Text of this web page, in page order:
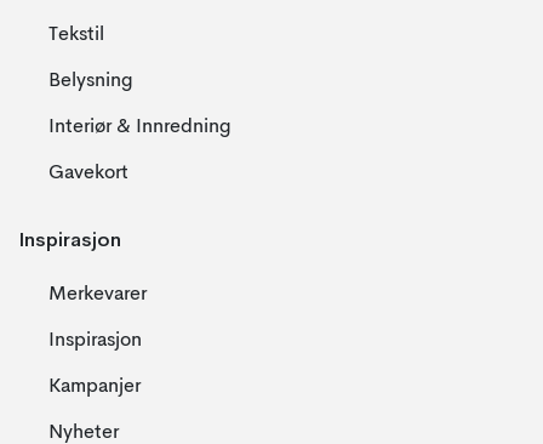
Tekstil
Belysning
Interiør & Innredning
Gavekort
Inspirasjon
Merkevarer
Inspirasjon
Kampanjer
Nyheter